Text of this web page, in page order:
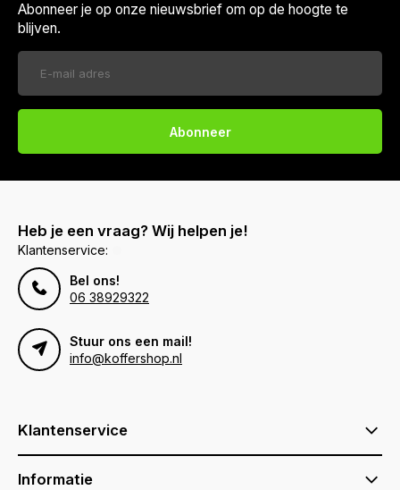
Abonneer je op onze nieuwsbrief om op de hoogte te
blijven.
Abonneer
Heb je een vraag? Wij helpen je!
Klantenservice:
Bel ons!
06 38929322
Stuur ons een mail!
info@koffershop.nl
Klantenservice
Informatie